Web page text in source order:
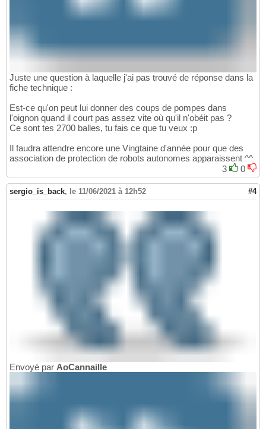
Juste une question à laquelle j'ai pas trouvé de réponse dans la
fiche technique :
Est-ce qu'on peut lui donner des coups de pompes dans
l'oignon quand il court pas assez vite où qu'il n'obéit pas ?
Ce sont tes 2700 balles, tu fais ce que tu veux :p
Il faudra attendre encore une Vingtaine d'année pour que des
association de protection de robots autonomes apparaissent ^^
3
0
sergio_is_back, le 11/06/2021 à 12h52 #4
Envoyé par AoCannaille